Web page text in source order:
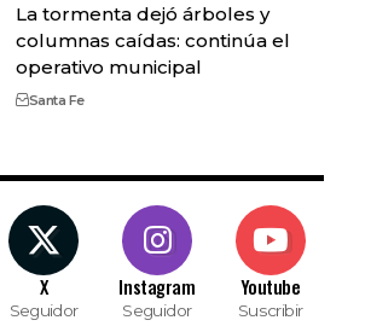
La tormenta dejó árboles y
columnas caídas: continúa el
operativo municipal
Santa Fe
X
Seguidor
Instagram
Seguidor
Youtube
Suscribir